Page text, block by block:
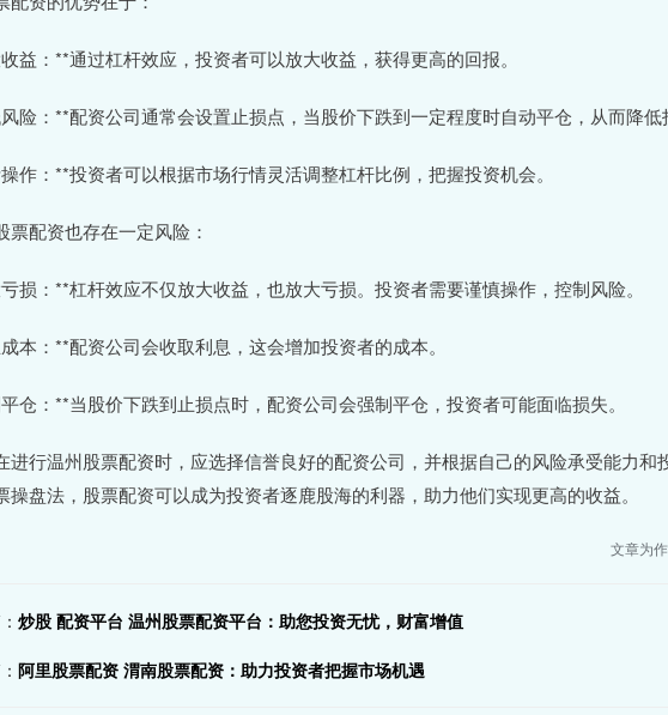
益：**通过杠杆效应，投资者可以放大收益，获得更高的回报。
险：**配资公司通常会设置止损点，当股价下跌到一定程度时自动平仓，从而降低
作：**投资者可以根据市场行情灵活调整杠杆比例，把握投资机会。
票配资也存在一定风险：
损：**杠杆效应不仅放大收益，也放大亏损。投资者需要谨慎操作，控制风险。
本：**配资公司会收取利息，这会增加投资者的成本。
仓：**当股价下跌到止损点时，配资公司会强制平仓，投资者可能面临损失。
进行温州股票配资时，应选择信誉良好的配资公司，并根据自己的风险承受能力和
操盘法，股票配资可以成为投资者逐鹿股海的利器，助力他们实现更高的收益。
文章为
炒股 配资平台 温州股票配资平台：助您投资无忧，财富增值
阿里股票配资 渭南股票配资：助力投资者把握市场机遇